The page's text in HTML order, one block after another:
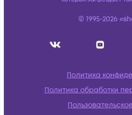
© 1995-2026
Политика
Политика обработки